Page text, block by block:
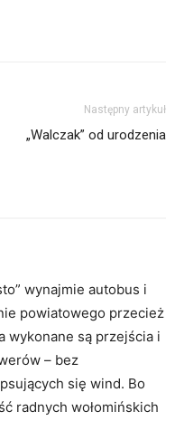
Następny artykuł
„Walczak” od urodzenia
wynajmie autobus i
powiatowego przecież
wykonane są przejścia i
– bez
się wind. Bo
radnych wołomińskich